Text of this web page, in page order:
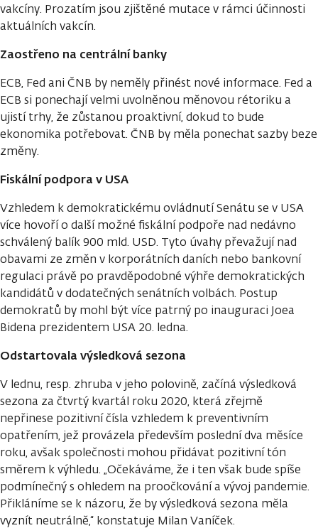
vakcíny. Prozatím jsou zjištěné mutace v rámci účinnosti
aktuálních vakcín.
Zaostřeno na centrální banky
ECB, Fed ani ČNB by neměly přinést nové informace. Fed a
ECB si ponechají velmi uvolněnou měnovou rétoriku a
ujistí trhy, že zůstanou proaktivní, dokud to bude
ekonomika potřebovat. ČNB by měla ponechat sazby beze
změny.
Fiskální podpora v USA
Vzhledem k demokratickému ovládnutí Senátu se v USA
více hovoří o další možné fiskální podpoře nad nedávno
schválený balík 900 mld. USD. Tyto úvahy převažují nad
obavami ze změn v korporátních daních nebo bankovní
regulaci právě po pravděpodobné výhře demokratických
kandidátů v dodatečných senátních volbách. Postup
demokratů by mohl být více patrný po inauguraci Joea
Bidena prezidentem USA 20. ledna.
Odstartovala výsledková sezona
V lednu, resp. zhruba v jeho polovině, začíná výsledková
sezona za čtvrtý kvartál roku 2020, která zřejmě
nepřinese pozitivní čísla vzhledem k preventivním
opatřením, jež provázela především poslední dva měsíce
roku, avšak společnosti mohou přidávat pozitivní tón
směrem k výhledu. „Očekáváme, že i ten však bude spíše
podmínečný s ohledem na proočkování a vývoj pandemie.
Přikláníme se k názoru, že by výsledková sezona měla
vyznít neutrálně,“ konstatuje Milan Vaníček.